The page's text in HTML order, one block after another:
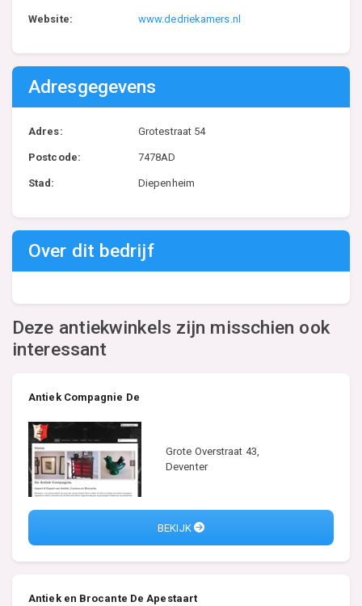
Website: www.dedriekamers.nl
Adresgegevens
Adres: Grotestraat 54
Postcode: 7478AD
Stad: Diepenheim
Over dit bedrijf
Deze antiekwinkels zijn misschien ook
interessant
Antiek Compagnie De
Grote Overstraat 43,
Deventer
BEKIJK
Antiek en Brocante De Apestaart